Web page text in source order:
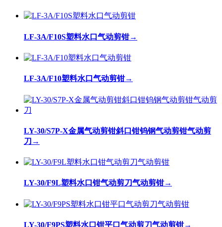
LF-3A/F10S塑料水口气动剪钳→
LF-3A/F10塑料水口气动剪钳→
LY-30/S7P-X金属气动剪钳斜口钳钨钢气动剪钳气动剪
刀 →
LY-30/F9L塑料水口钳气动剪刀气动剪钳→
LY-30/F9PS塑料水口钳平口气动剪刀气动剪钳→